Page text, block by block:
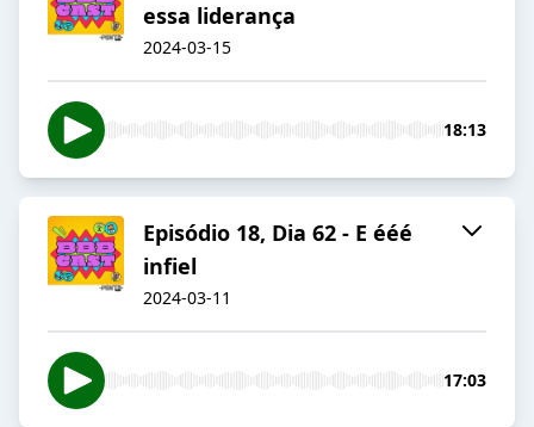
essa liderança
2024-03-15
18:13
Episódio 18, Dia 62 - E ééé
infiel
2024-03-11
17:03